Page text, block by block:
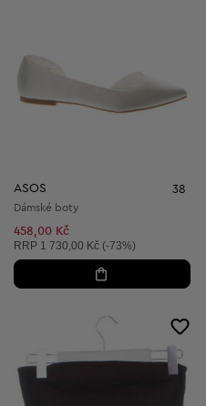
ASOS 38
Dámské boty
458,00 Kč
Doporučená cena:
RRP 1 730,00 Kč (-73%)